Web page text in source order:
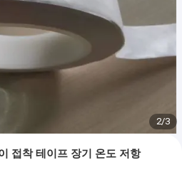
2/3
접착 테이프 장기 온도 저항